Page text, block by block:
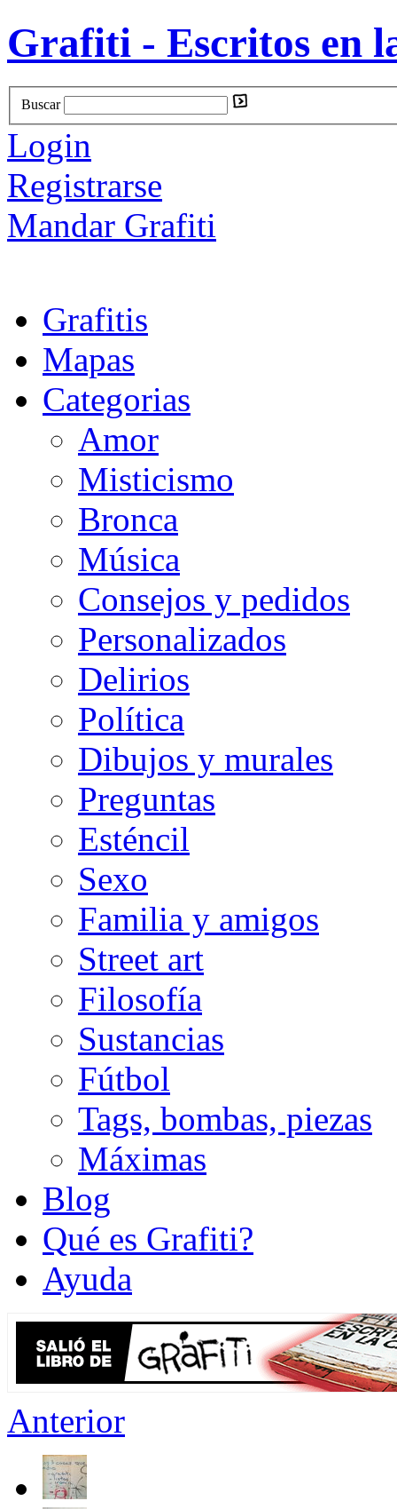
Grafiti - Escritos en
Buscar
Login
Registrarse
Mandar Grafiti
Grafitis
Mapas
Categorias
Amor
Misticismo
Bronca
Música
Consejos y pedidos
Personalizados
Delirios
Política
Dibujos y murales
Preguntas
Esténcil
Sexo
Familia y amigos
Street art
Filosofía
Sustancias
Fútbol
Tags, bombas, piezas
Máximas
Blog
Qué es Grafiti?
Ayuda
Anterior